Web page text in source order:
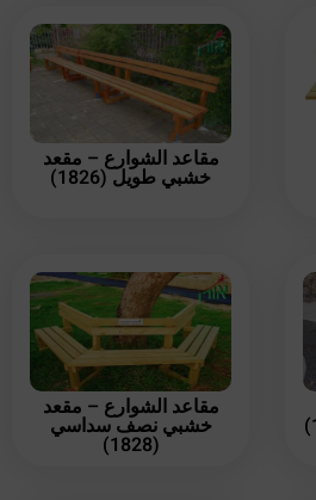
مقاعد الشوارع – مقعد
خشبي طويل (1826)
مقاعد الشوارع – مقعد
خشبي نصف سداسي
(1828)